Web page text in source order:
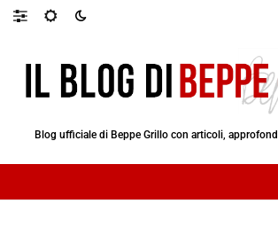
Blog ufficiale di Beppe Grillo con articoli,